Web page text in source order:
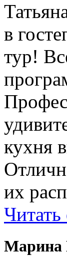
в
тур!
кухня
их
Марина